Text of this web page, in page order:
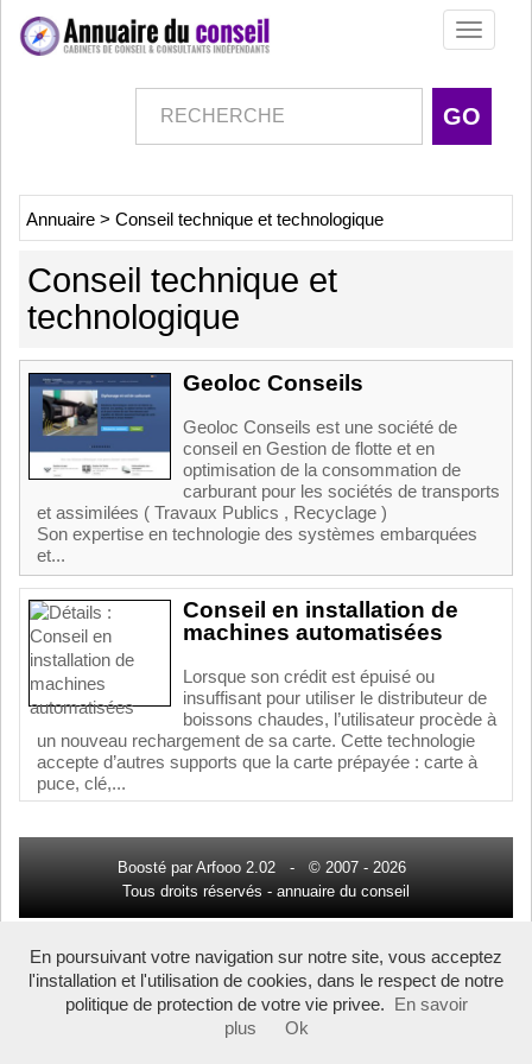
Toggle
Annuaire > Conseil technique et technologique
Conseil technique et
technologique
Geoloc Conseils
Geoloc Conseils est une société de
conseil en Gestion de flotte et en
optimisation de la consommation de
carburant pour les sociétés de transports
et assimilées ( Travaux Publics , Recyclage )
Son expertise en technologie des systèmes embarquées
et...
Conseil en installation de
machines automatisées
Lorsque son crédit est épuisé ou
insuffisant pour utiliser le distributeur de
boissons chaudes, l’utilisateur procède à
un nouveau rechargement de sa carte. Cette technologie
accepte d’autres supports que la carte prépayée : carte à
puce, clé,...
Boosté par Arfooo 2.02 - © 2007 - 2026
Tous droits réservés - annuaire du conseil
En poursuivant votre navigation sur notre site, vous acceptez
l'installation et l'utilisation de cookies, dans le respect de notre
politique de protection de votre vie privee.
En savoir
plus
Ok